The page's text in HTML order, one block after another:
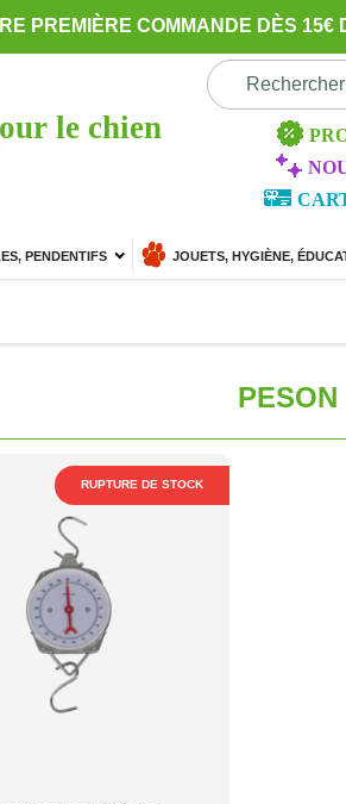
PREMIÈRE COMMANDE DÈS 15€
le chien
PENDENTIFS JOUETS, HYGIÈNE,
PESON
RUPTURE DE STOCK